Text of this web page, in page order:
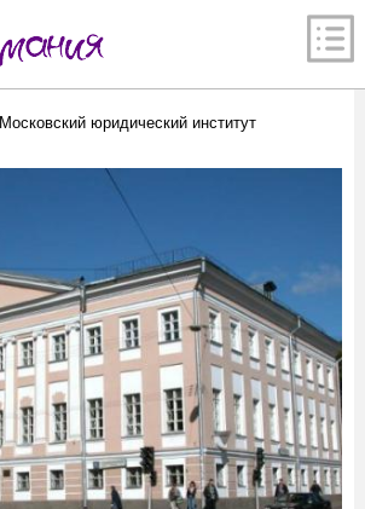
Московский юридический институт